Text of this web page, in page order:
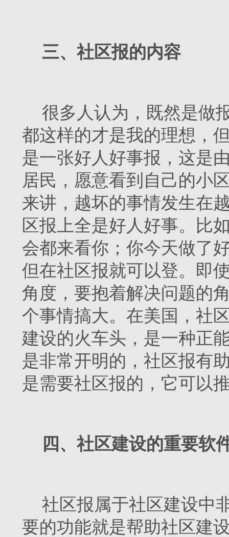
三、社区报的内容
很多人认为，既然是做
都这样的才是我的理想，
是一张好人好事报，这是
居民，愿意看到自己的小
来讲，越坏的事情发生在
区报上全是好人好事。比
会都来看你；你今天做了
但在社区报就可以登。即
角度，要抱着解决问题的
个事情搞大。在美国，社
建设的火车头，是一种正
是非常开明的，社区报有
是需要社区报的，它可以
四、社区建设的重要软
社区报属于社区建设中
要的功能就是帮助社区建